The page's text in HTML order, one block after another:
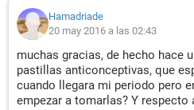
Hamadriade
20 may 2016 a las 02:43
muchas gracias, de hecho hace
pastillas anticonceptivas, que
cuando llegara mi periodo pero
empezar a tomarlas? Y